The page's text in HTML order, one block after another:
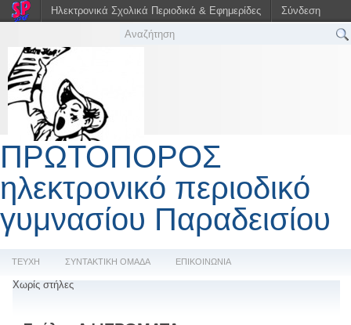
ΠΡΩΤΟΠΟΡΟΣ
ηλεκτρονικό περιοδικό
γυμνασίου Παραδεισίου
ΤΕΥΧΗ ΣΥΝΤΑΚΤΙΚΗ ΟΜΑΔΑ ΕΠΙΚΟΙΝΩΝΙΑ
Χωρίς στήλες
Ηλεκτρονικά Σχολικά Περιοδικά & Εφημερίδες Σύνδεση